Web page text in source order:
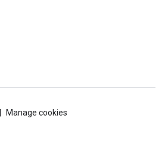
Manage cookies